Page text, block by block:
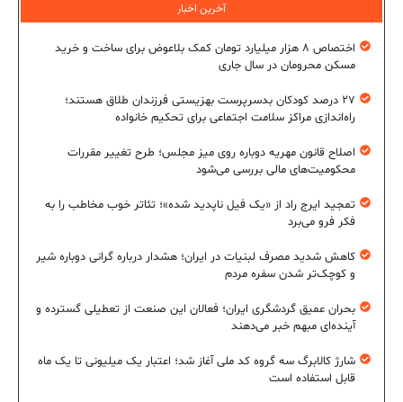
آخرین اخبار
اختصاص ۸ هزار میلیارد تومان کمک بلاعوض برای ساخت و خرید
مسکن محرومان در سال جاری
۲۷ درصد کودکان بدسرپرست بهزیستی فرزندان طلاق هستند؛
راه‌اندازی مراکز سلامت اجتماعی برای تحکیم خانواده
اصلاح قانون مهریه دوباره روی میز مجلس؛ طرح تغییر مقررات
محکومیت‌های مالی بررسی می‌شود
تمجید ایرج راد از «یک فیل ناپدید شده»؛ تئاتر خوب مخاطب را به
فکر فرو می‌برد
کاهش شدید مصرف لبنیات در ایران؛ هشدار درباره گرانی دوباره شیر
و کوچک‌تر شدن سفره مردم
بحران عمیق گردشگری ایران؛ فعالان این صنعت از تعطیلی گسترده و
آینده‌ای مبهم خبر می‌دهند
شارژ کالابرگ سه گروه کد ملی آغاز شد؛ اعتبار یک میلیونی تا یک ماه
قابل استفاده است